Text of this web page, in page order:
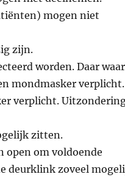
mogen niet
zijn.
worden. Daar
mondmasker verplicht.
verplicht.
zitten.
open om voldoende
deurklink zoveel